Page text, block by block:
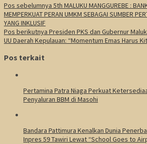
Pos sebelumnya 5th MALUKU MANGGUREBE :
MEMPERKUAT PERAN UMKM SEBAGAI SUMBER
YANG INKLUSIF
Pos berikutnya Presiden PKS dan Gubernur
UU Daerah Kepulauan: “Momentum Emas Harus
Pos terkait
Pertamina Patra Niaga Perkuat
Penyaluran BBM di Masohi
Bandara Pattimura Kenalkan Dunia
Inpres 59 Tawiri Lewat “School Goes to